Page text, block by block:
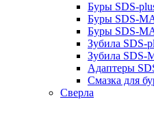
Буры SDS-
Буры SDS-
Буры SDS-
Зубила SDS-
Зубила SDS-
Адаптеры
Смазка для
Сверла